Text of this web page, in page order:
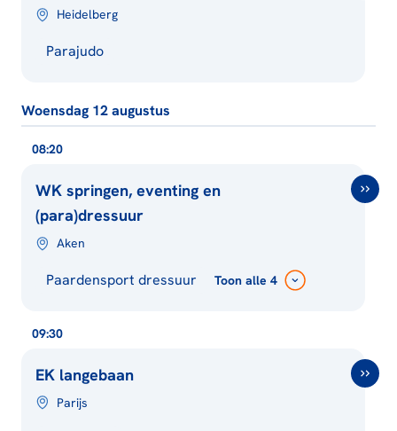
Heidelberg
Parajudo
Woensdag 12 augustus
08:20
WK springen, eventing en
(para)dressuur
Aken
Paardensport dressuur Toon alle 4
09:30
EK langebaan
Parijs